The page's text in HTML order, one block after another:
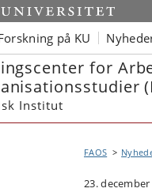
på KU
for
Institut
FAOS
23. december